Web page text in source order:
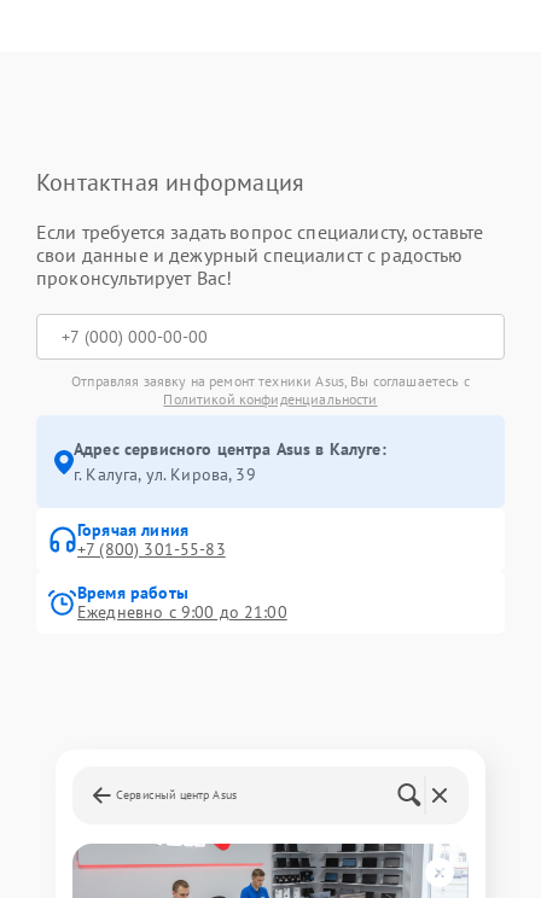
Контактная информация
Если требуется задать вопрос специалисту, оставьте
свои данные и дежурный специалист с радостью
проконсультирует Вас!
Отправляя заявку на ремонт техники Asus, Вы соглашаетесь с
Политикой конфиденциальности
Адрес сервисного центра Asus в Калуге:
г. Калуга, ул. Кирова, 39
Горячая линия
+7 (800) 301-55-83
Время работы
Ежедневно с 9:00 до 21:00
Сервисный центр Asus